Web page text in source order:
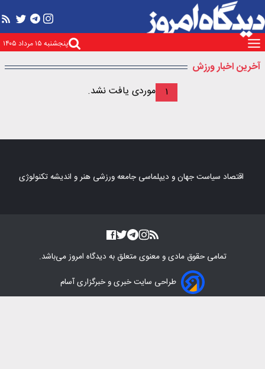
پنجشنبه ۱۵ مرداد ۱۴۰۵
آخرین اخبار ورزش
۱
موردی یافت نشد.
اقتصاد سیاستجهان و دیپلماسیجامعهورزشی هنر و اندیشهتکنولوژی
تمامی حقوق مادی و معنوی متعلق به دیدگاه امروزمی‌باشد.
طراحی سایت خبری و خبرگزاری آسام